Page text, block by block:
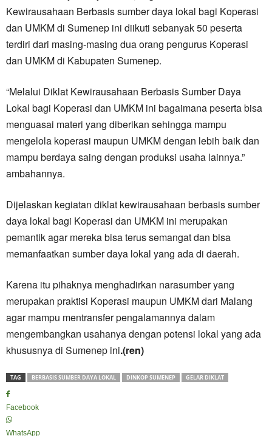
Kewirausahaan Berbasis sumber daya lokal bagi Koperasi
dan UMKM di Sumenep ini diikuti sebanyak 50 peserta
terdiri dari masing-masing dua orang pengurus Koperasi
dan UMKM di Kabupaten Sumenep.
“Melalui Diklat Kewirausahaan Berbasis Sumber Daya
Lokal bagi Koperasi dan UMKM ini bagaimana peserta bisa
menguasai materi yang diberikan sehingga mampu
mengelola koperasi maupun UMKM dengan lebih baik dan
mampu berdaya saing dengan produksi usaha lainnya.”
ambahannya.
Dijelaskan kegiatan diklat kewirausahaan berbasis sumber
daya lokal bagi Koperasi dan UMKM ini merupakan
pemantik agar mereka bisa terus semangat dan bisa
memanfaatkan sumber daya lokal yang ada di daerah.
Karena itu pihaknya menghadirkan narasumber yang
merupakan praktisi Koperasi maupun UMKM dari Malang
agar mampu mentransfer pengalamannya dalam
mengembangkan usahanya dengan potensi lokal yang ada
khususnya di Sumenep ini.(ren)
TAG BERBASIS SUMBER DAYA LOKAL DINKOP SUMENEP GELAR DIKLAT
Facebook
WhatsApp